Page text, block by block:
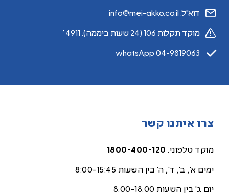
דוא"ל. info@mei-akko.co.il
מוקד תקלות 106 (24 שעות ביממה). 4911*
whatsApp 04-9819063
צרו איתנו קשר
מוקד טלפוני. 1800-400-120
ימים א', ב', ד', ה' בין השעות 8:00-15:45
יום ג' בין השעות 8:00-18:00